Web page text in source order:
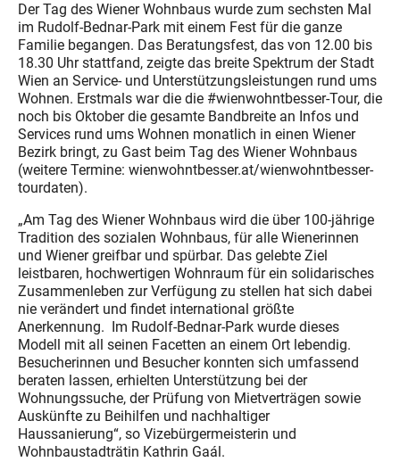
Der Tag des Wiener Wohnbaus wurde zum sechsten Mal
im Rudolf-Bednar-Park mit einem Fest für die ganze
Familie begangen. Das Beratungsfest, das von 12.00 bis
18.30 Uhr stattfand, zeigte das breite Spektrum der Stadt
Wien an Service- und Unterstützungsleistungen rund ums
Wohnen. Erstmals war die die #wienwohntbesser-Tour, die
noch bis Oktober die gesamte Bandbreite an Infos und
Services rund ums Wohnen monatlich in einen Wiener
Bezirk bringt, zu Gast beim Tag des Wiener Wohnbaus
(weitere Termine: wienwohntbesser.at/wienwohntbesser-
tourdaten).
„Am Tag des Wiener Wohnbaus wird die über 100-jährige
Tradition des sozialen Wohnbaus, für alle Wienerinnen
und Wiener greifbar und spürbar. Das gelebte Ziel
leistbaren, hochwertigen Wohnraum für ein solidarisches
Zusammenleben zur Verfügung zu stellen hat sich dabei
nie verändert und findet international größte
Anerkennung. Im Rudolf-Bednar-Park wurde dieses
Modell mit all seinen Facetten an einem Ort lebendig.
Besucherinnen und Besucher konnten sich umfassend
beraten lassen, erhielten Unterstützung bei der
Wohnungssuche, der Prüfung von Mietverträgen sowie
Auskünfte zu Beihilfen und nachhaltiger
Haussanierung“, so Vizebürgermeisterin und
Wohnbaustadträtin Kathrin Gaál.